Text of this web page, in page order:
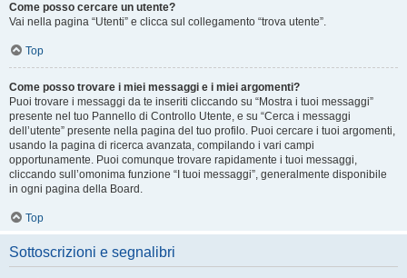
Come posso cercare un utente?
Vai nella pagina “Utenti” e clicca sul collegamento “trova utente”.
Top
Come posso trovare i miei messaggi e i miei argomenti?
Puoi trovare i messaggi da te inseriti cliccando su “Mostra i tuoi messaggi”
presente nel tuo Pannello di Controllo Utente, e su “Cerca i messaggi
dell’utente” presente nella pagina del tuo profilo. Puoi cercare i tuoi argomenti,
usando la pagina di ricerca avanzata, compilando i vari campi
opportunamente. Puoi comunque trovare rapidamente i tuoi messaggi,
cliccando sull’omonima funzione “I tuoi messaggi”, generalmente disponibile
in ogni pagina della Board.
Top
Sottoscrizioni e segnalibri